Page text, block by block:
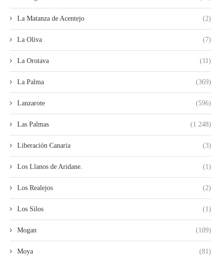
La Matanza de Acentejo (2)
La Oliva (7)
La Orotava (11)
La Palma (369)
Lanzarote (596)
Las Palmas (1.248)
Liberación Canaria (3)
Los Llanos de Aridane. (1)
Los Realejos (2)
Los Silos (1)
Mogan (109)
Moya (81)